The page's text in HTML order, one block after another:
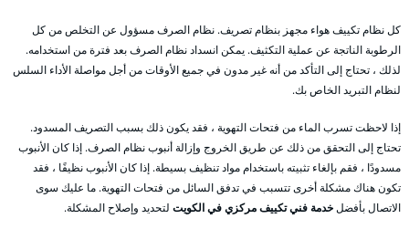
كل نظام تكييف هواء مجهز بنظام تصريف. نظام الصرف مسؤول عن التخلص من كل
الرطوبة الناتجة عن عملية التكثيف. يمكن انسداد نظام الصرف بعد فترة من استخدامه.
لذلك ، تحتاج إلى التأكد من أنه غير مدون في جميع الأوقات من أجل مواصلة الأداء السلس
لنظام التبريد الخاص بك.
إذا لاحظت تسرب الماء من فتحات التهوية ، فقد يكون ذلك بسبب التصريف المسدود.
تحتاج إلى التحقق من ذلك عن طريق الخروج وإزالة أنبوب نظام الصرف. إذا كان الأنبوب
مسدودًا ، فقم بإلغاء تثبيته باستخدام مواد تنظيف بسيطة. إذا كان الأنبوب نظيفًا ، فقد
تكون هناك مشكلة أخرى تتسبب في تدفق السائل من فتحات التهوية. ما عليك سوى
الاتصال بأفضلخدمة فني تكييف مركزي في الكويت لتحديد وإصلاح المشكلة.